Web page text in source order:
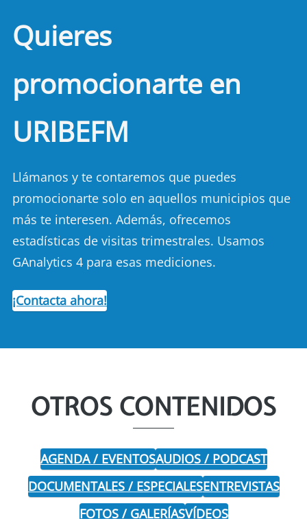
Quieres
promocionarte en
URIBEFM
Llámanos y te contaremos que puedes
promocionarte solo en aquellos municipios que
más te interesen. Además, ofrecemos
estadísticas de visitas trimestrales. Usamos
GAnalytics 4 para esas mediciones.
¡Contacta ahora!
OTROS CONTENIDOS
AGENDA / EVENTOSAUDIOS / PODCAST
DOCUMENTALES / ESPECIALESENTREVISTAS
FOTOS / GALERÍASVÍDEOS